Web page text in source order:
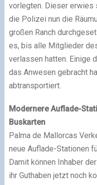
vorlegten. Dieser erwies
die Polizei nun die
großen Ranch
es, bis alle Mitglieder
verlassen hatten. Einige
das Anwesen gebracht
abtransportiert.
Modernere Auflade-
Buskarten
Palma de Mallorcas
neue Auflade-Stationen
Damit können Inhaber
ihr Guthaben jetzt noch